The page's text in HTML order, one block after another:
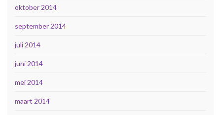
oktober 2014
september 2014
juli 2014
juni 2014
mei 2014
maart 2014